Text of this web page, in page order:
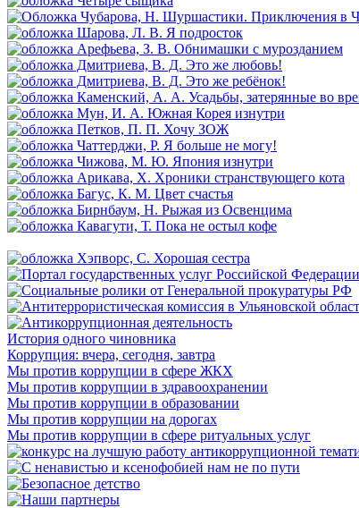
История одного чиновника
Коррупция: вчера, сегодня, завтра
Мы против коррупции в сфере ЖКХ
Мы против коррупции в здравоохранении
Мы против коррупции в образовании
Мы против коррупции на дорогах
Мы против коррупции в сфере ритуальных услуг